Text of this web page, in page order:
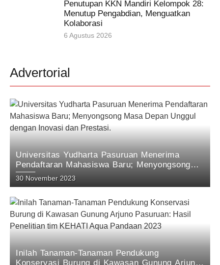
Penutupan KKN Mandiri Kelompok 28:
Menutup Pengabdian, Menguatkan
Kolaborasi
6 Agustus 2026
Advertorial
Universitas Yudharta Pasuruan Menerima
Pendaftaran Mahasiswa Baru; Menyongsong
Masa Depan Unggul dengan Inovasi dan
30 November 2023
Inilah Tanaman-Tanaman Pendukung
Konservasi Burung di Kawasan Gunung Arjuno